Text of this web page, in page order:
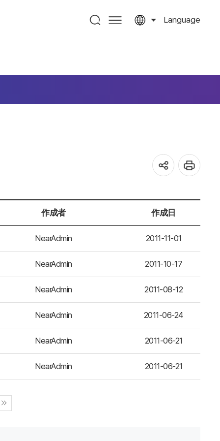
Language
作成者 作成日
NearAdmin 2011-11-01
NearAdmin 2011-10-17
NearAdmin 2011-08-12
NearAdmin 2011-06-24
NearAdmin 2011-06-21
NearAdmin 2011-06-21